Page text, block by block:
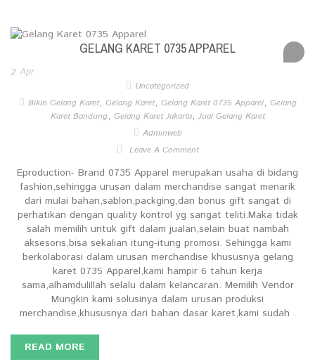
GELANG KARET 0735 APPAREL
2 Apr
Uncategorized
Bikin Gelang Karet, Gelang Karet, Gelang Karet 0735 Apparel, Gelang
Karet Bandung, Gelang Karet Jakarta, Jual Gelang Karet
Adminweb
Leave A Comment
Eproduction- Brand 0735 Apparel merupakan usaha di bidang
fashion,sehingga urusan dalam merchandise sangat menarik
dari mulai bahan,sablon,packging,dan bonus gift sangat di
perhatikan dengan quality kontrol yg sangat teliti.Maka tidak
salah memilih untuk gift dalam jualan,selain buat nambah
aksesoris,bisa sekalian itung-itung promosi. Sehingga kami
berkolaborasi dalam urusan merchandise khususnya gelang
karet 0735 Apparel,kami hampir 6 tahun kerja
sama,alhamdulillah selalu dalam kelancaran. Memilih Vendor
Mungkin kami solusinya dalam urusan produksi
merchandise,khususnya dari bahan dasar karet,kami sudah .
READ MORE